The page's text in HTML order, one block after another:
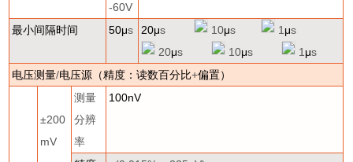
-60V
最小间隔时间 50μs 20μs 10μs 1μs
20μs 10μs 1μs
电压测量/电压源（精度：读数百分比+偏置）
±200
mV
测量
分辨
率
100nV